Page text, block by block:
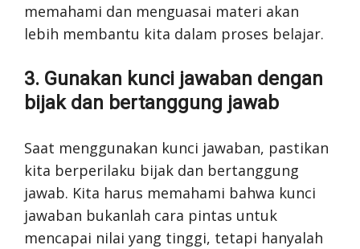
memahami dan menguasai materi akan
lebih membantu kita dalam proses belajar.
3. Gunakan kunci jawaban dengan
bijak dan bertanggung jawab
Saat menggunakan kunci jawaban, pastikan
kita berperilaku bijak dan bertanggung
jawab. Kita harus memahami bahwa kunci
jawaban bukanlah cara pintas untuk
mencapai nilai yang tinggi, tetapi hanyalah